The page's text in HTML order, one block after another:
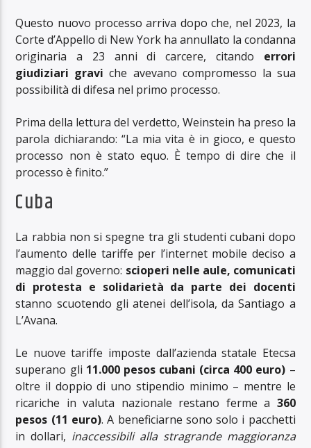
Questo nuovo processo arriva dopo che, nel 2023, la
Corte d’Appello di New York ha annullato la condanna
originaria a 23 anni di carcere, citando errori
giudiziari gravi che avevano compromesso la sua
possibilità di difesa nel primo processo.
Prima della lettura del verdetto, Weinstein ha preso la
parola dichiarando: “La mia vita è in gioco, e questo
processo non è stato equo. È tempo di dire che il
processo è finito.”
Cuba
La rabbia non si spegne tra gli studenti cubani dopo
l’aumento delle tariffe per l’internet mobile deciso a
maggio dal governo: scioperi nelle aule, comunicati
di protesta e solidarietà da parte dei docenti
stanno scuotendo gli atenei dell’isola, da Santiago a
L’Avana.
Le nuove tariffe imposte dall’azienda statale Etecsa
superano gli 11.000 pesos cubani (circa 400 euro) –
oltre il doppio di uno stipendio minimo – mentre le
ricariche in valuta nazionale restano ferme a 360
pesos (11 euro). A beneficiarne sono solo i pacchetti
in dollari, inaccessibili alla stragrande maggioranza